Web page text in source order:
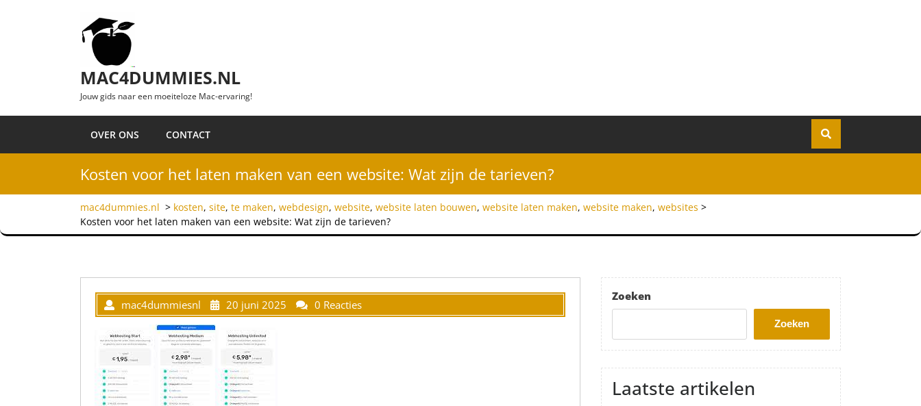
MAC4DUMMIES.NL
Jouw gids naar een moeiteloze Mac-ervaring!
OVER ONS CONTACT
Kosten voor het laten maken van een website: Wat zijn de tarieven?
mac4dummies.nl > kosten, site, te maken, webdesign, website, website laten bouwen, website laten maken, website maken, websites >
Kosten voor het laten maken van een website: Wat zijn de tarieven?
mac4dummiesnl 20 juni 2025 0 Reacties
Zoeken
Zoeken
Laatste artikelen